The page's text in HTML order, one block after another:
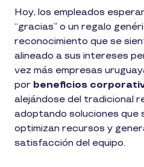
Hoy, los empleados
“gracias” o un regalo
reconocimiento que se
alineado a sus intereses
vez más empresas
por beneficios
alejándose del tradicional
adoptando soluciones que
optimizan recursos y
satisfacción del equipo.